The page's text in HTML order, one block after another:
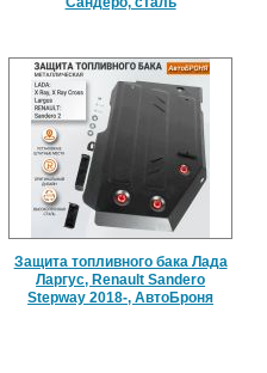
Защита топливного бака Лада
Ларгус, Renault Sandero
Stepway 2018-, АвтоБроня